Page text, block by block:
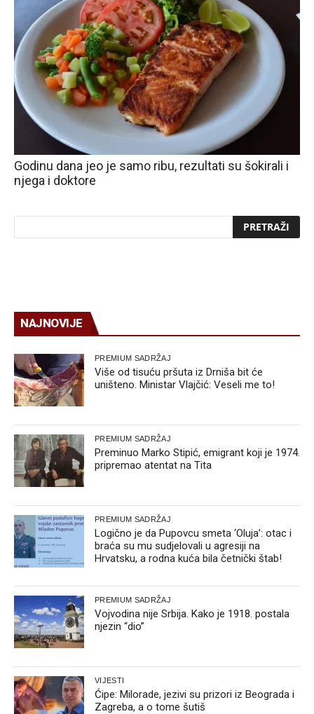
Godinu dana jeo je samo ribu, rezultati su šokirali i
njega i doktore
NAJNOVIJE
PREMIUM SADRŽAJ
Više od tisuću pršuta iz Drniša bit će
uništeno. Ministar Vlajčić: Veseli me to!
PREMIUM SADRŽAJ
Preminuo Marko Stipić, emigrant koji je 1974.
pripremao atentat na Tita
PREMIUM SADRŽAJ
Logično je da Pupovcu smeta ‘Oluja’: otac i
braća su mu sudjelovali u agresiji na
Hrvatsku, a rodna kuća bila četnički štab!
PREMIUM SADRŽAJ
Vojvodina nije Srbija. Kako je 1918. postala
njezin “dio”
VIJESTI
Ćipe: Milorade, jezivi su prizori iz Beograda i
Zagreba, a o tome šutiš